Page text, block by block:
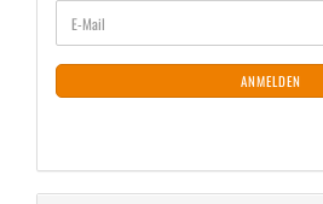
ZUR
NEWSLETTER-
ANMELDUNG
E-
Mail
ANMELDEN